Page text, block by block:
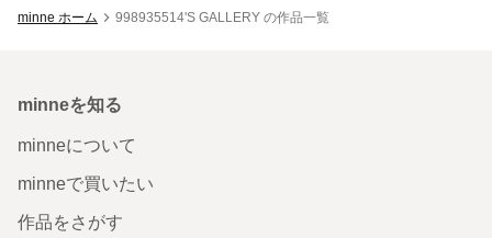
minne ホーム 998935514'S GALLERY の作品一覧
minneを知る
minneについて
minneで買いたい
作品をさがす